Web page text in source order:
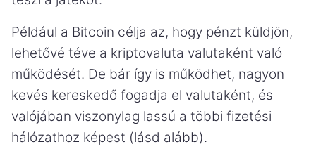
Például a Bitcoin célja az, hogy pénzt küldjön,
lehetővé téve a kriptovaluta valutaként való
működését. De bár így is működhet, nagyon
kevés kereskedő fogadja el valutaként, és
valójában viszonylag lassú a többi fizetési
hálózathoz képest (lásd alább).